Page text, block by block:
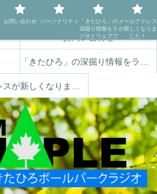
エスコンフィールド
お問い合わせ
お問い合わせ パーソナリティ
「きたひろ」の
深掘り情報をラ
ジオとウェブで
メールアドレス
が新しくなりま
した！